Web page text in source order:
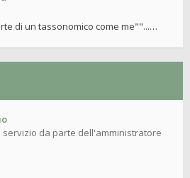
di un tassonomico come me""...…
servizio da parte dell'amministratore